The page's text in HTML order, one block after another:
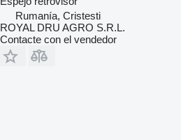
Rumanía, Cristesti
ROYAL DRU AGRO S.R.L.
Contacte con el vendedor